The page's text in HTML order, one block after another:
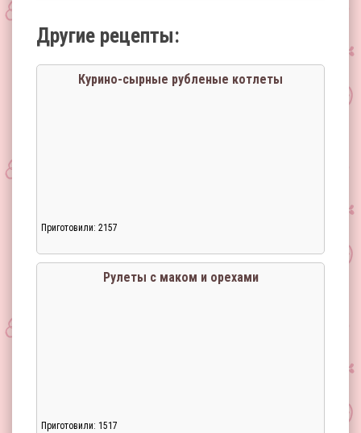
Другие рецепты:
Курино-сырные рубленые котлеты
Приготовили: 2157
Рулеты с маком и орехами
Приготовили: 1517